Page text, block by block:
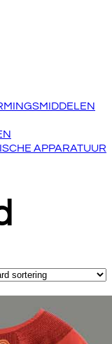
APPARATUUR